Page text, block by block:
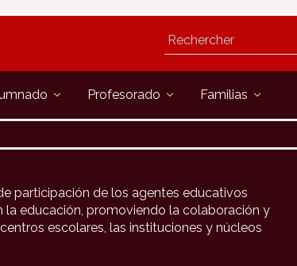
Profesorado Familias
participación de los agentes educativos
educación, promoviendo la colaboración y
escolares, las instituciones y núcleos